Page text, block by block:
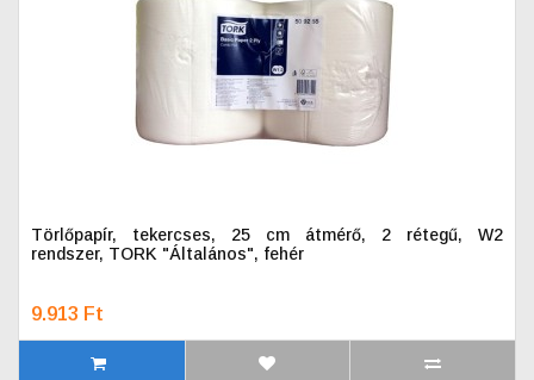
Törlőpapír, tekercses, 25 cm átmérő, 2 rétegű, W2
rendszer, TORK "Általános", fehér
9.913 Ft